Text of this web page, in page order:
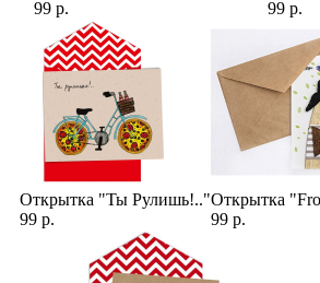
99 р. 99 р.
Открытка "Ты Рулишь!.."
99 р.
Открытка
99 р.